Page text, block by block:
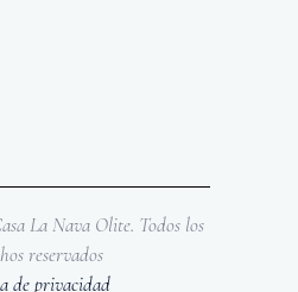
La Nava Olite. Todos los
reservados
de privacidad